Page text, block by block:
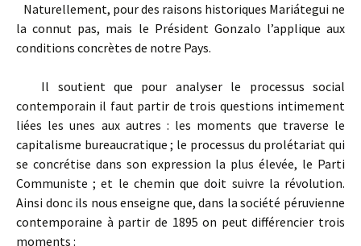
Naturellement, pour des raisons historiques Mariátegui ne
la connut pas, mais le Président Gonzalo l’applique aux
conditions concrètes de notre Pays.
Il soutient que pour analyser le processus social
contemporain il faut partir de trois questions intimement
liées les unes aux autres : les moments que traverse le
capitalisme bureaucratique ; le processus du prolétariat qui
se concrétise dans son expression la plus élevée, le Parti
Communiste ; et le chemin que doit suivre la révolution.
Ainsi donc ils nous enseigne que, dans la société péruvienne
contemporaine à partir de 1895 on peut différencier trois
moments :